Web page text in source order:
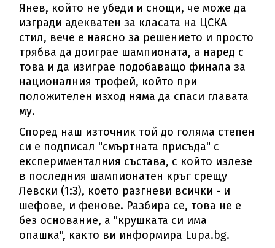
Янев, който не убеди и снощи, че може да
изгради адекватен за класата на ЦСКА
стил, вече е наясно за решението и просто
трябва да доиграе шампионата, а наред с
това и да изиграе подобаващо финала за
националния трофей, който при
положителен изход няма да спаси главата
му.
Според наш източник той до голяма степен
си е подписал "смъртната присъда" с
експерименталния състава, с който излезе
в последния шампионатен кръг срещу
Левски (1:3), което разгневи всички - и
шефове, и фенове. Разбира се, това не е
без основание, а "крушката си има
опашка", както ви информира Lupa.bg.